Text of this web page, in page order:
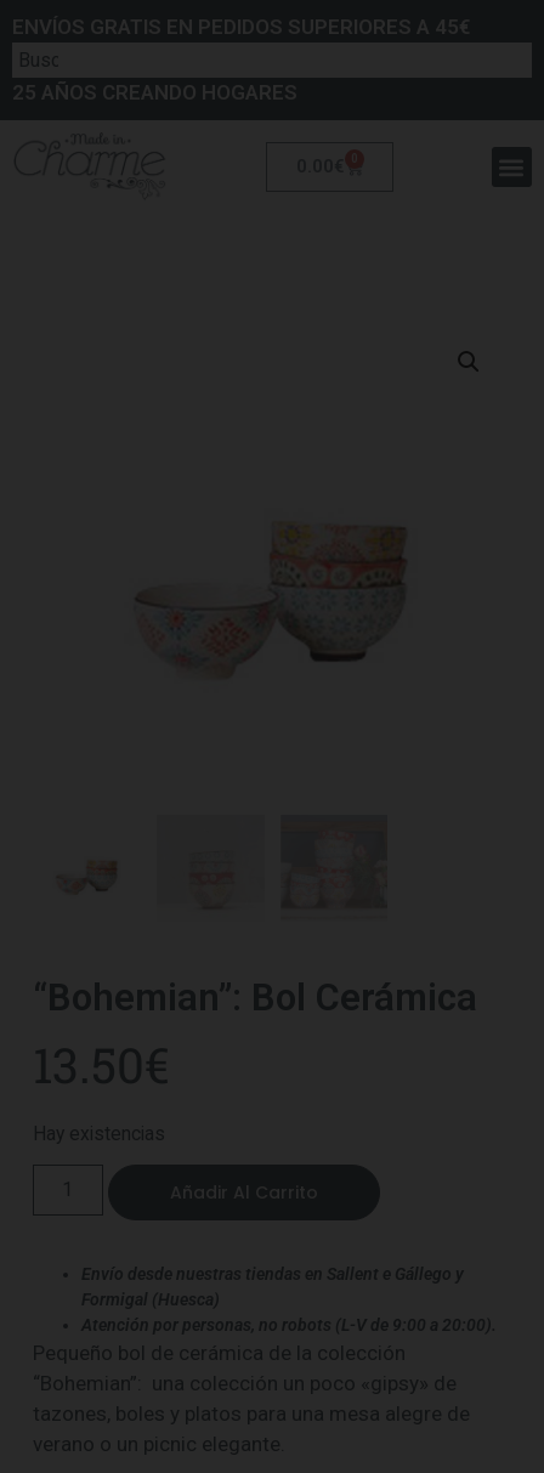
ENVÍOS GRATIS EN PEDIDOS SUPERIORES A 45€
25 AÑOS CREANDO HOGARES
“Bohemian”: Bol Cerámica
13.50€
Hay existencias
Añadir Al Carrito
Envío desde nuestras tiendas en Sallent e Gállego y
Formigal (Huesca)
Atención por personas, no robots (L-V de 9:00 a 20:00).
Pequeño bol de cerámica de la colección
“Bohemian”: una colección un poco «gipsy» de
tazones, boles y platos para una mesa alegre de
verano o un picnic elegante.